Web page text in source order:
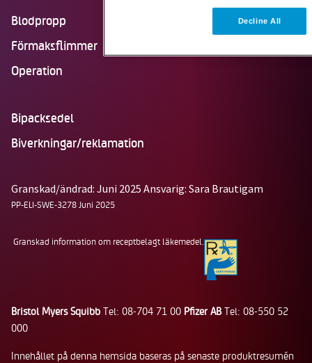
Blodpropp
Förmaksflimmer
Operation
Bipacksedel
Biverkningar/reklamation
Granskad/ändrad: Juni 2025 Ansvarig: Sara Brautigam
PP-ELI-SWE-3278 Juni 2025
Granskad information om receptbelagt läkemedel.
Bristol Myers SquibbTel: 08-704 71 00 Pfizer ABTel: 08-550 52
000
Innehållet på denna hemsida baseras på senaste produktresumén
Decline All